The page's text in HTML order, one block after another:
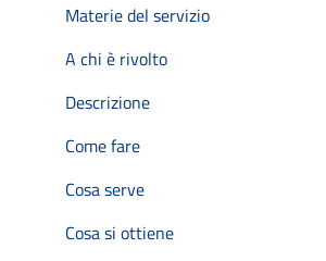
Materie del servizio
A chi è rivolto
Descrizione
Come fare
Cosa serve
Cosa si ottiene